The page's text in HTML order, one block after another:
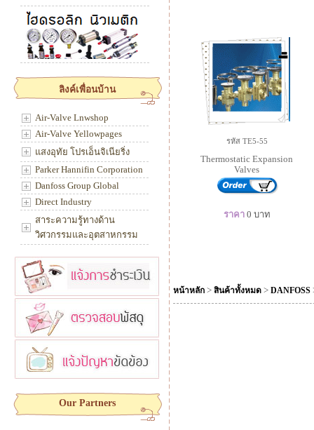
ลิงค์เพื่อนบ้าน
Air-Valve Lnwshop
Air-Valve Yellowpages
แสงอุทัย โปรเอ็นจิเนียริ่ง
Parker Hannifin Corporation
Danfoss Group Global
Direct Industry
สาระความรู้ทางด้าน
วิศวกรรมและอุตสาหกรรม
Our Partners
รหัส TE5-55
Thermostatic Expansion
Valves
ราคา 0 บาท
หน้าหลัก > สินค้าทั้งหมด > DANFOSS